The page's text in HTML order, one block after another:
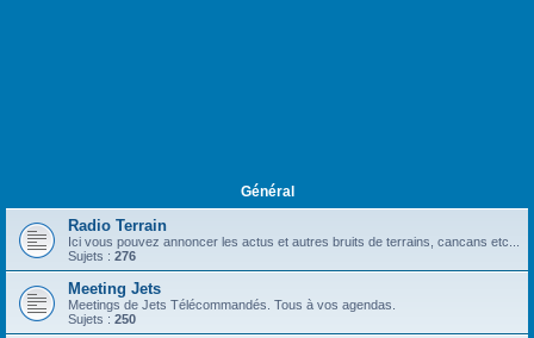
Général
Radio Terrain
Ici vous pouvez annoncer les actus et autres bruits de terrains, cancans etc...
Sujets : 276
Meeting Jets
Meetings de Jets Télécommandés. Tous à vos agendas.
Sujets : 250